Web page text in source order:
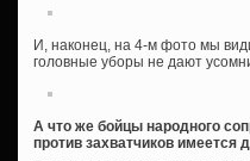
И, наконец, на 4-м фото мы
головные уборы не дают
А что же бойцы народного
против захватчиков имеется